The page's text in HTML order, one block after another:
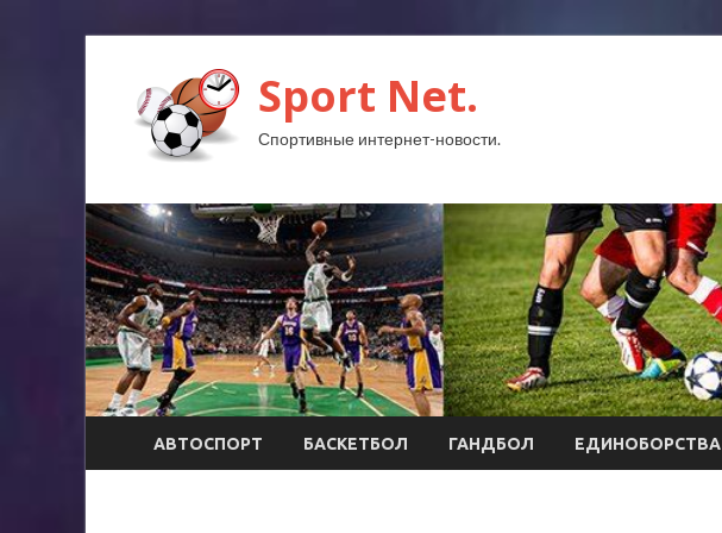
Sport Net.
Спортивные интернет-новости.
АВТОСПОРТ БАСКЕТБОЛ ГАНДБОЛ ЕДИНОБОРСТВА